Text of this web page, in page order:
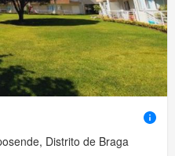
Distrito de Braga